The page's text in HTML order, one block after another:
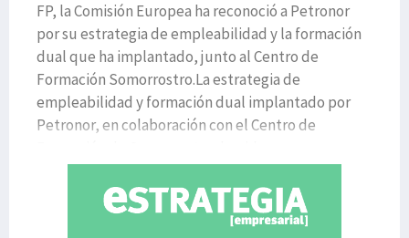
FP, la Comisión Europea ha reconoció a Petronor
por su estrategia de empleabilidad y la formación
dual que ha implantado, junto al Centro de
Formación Somorrostro.La estrategia de
empleabilidad y formación dual implantado por
Petronor, en colaboración con el Centro de